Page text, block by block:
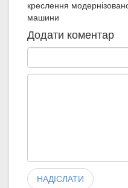
креслення
машини
Додати коментар
НАДІСЛАТИ